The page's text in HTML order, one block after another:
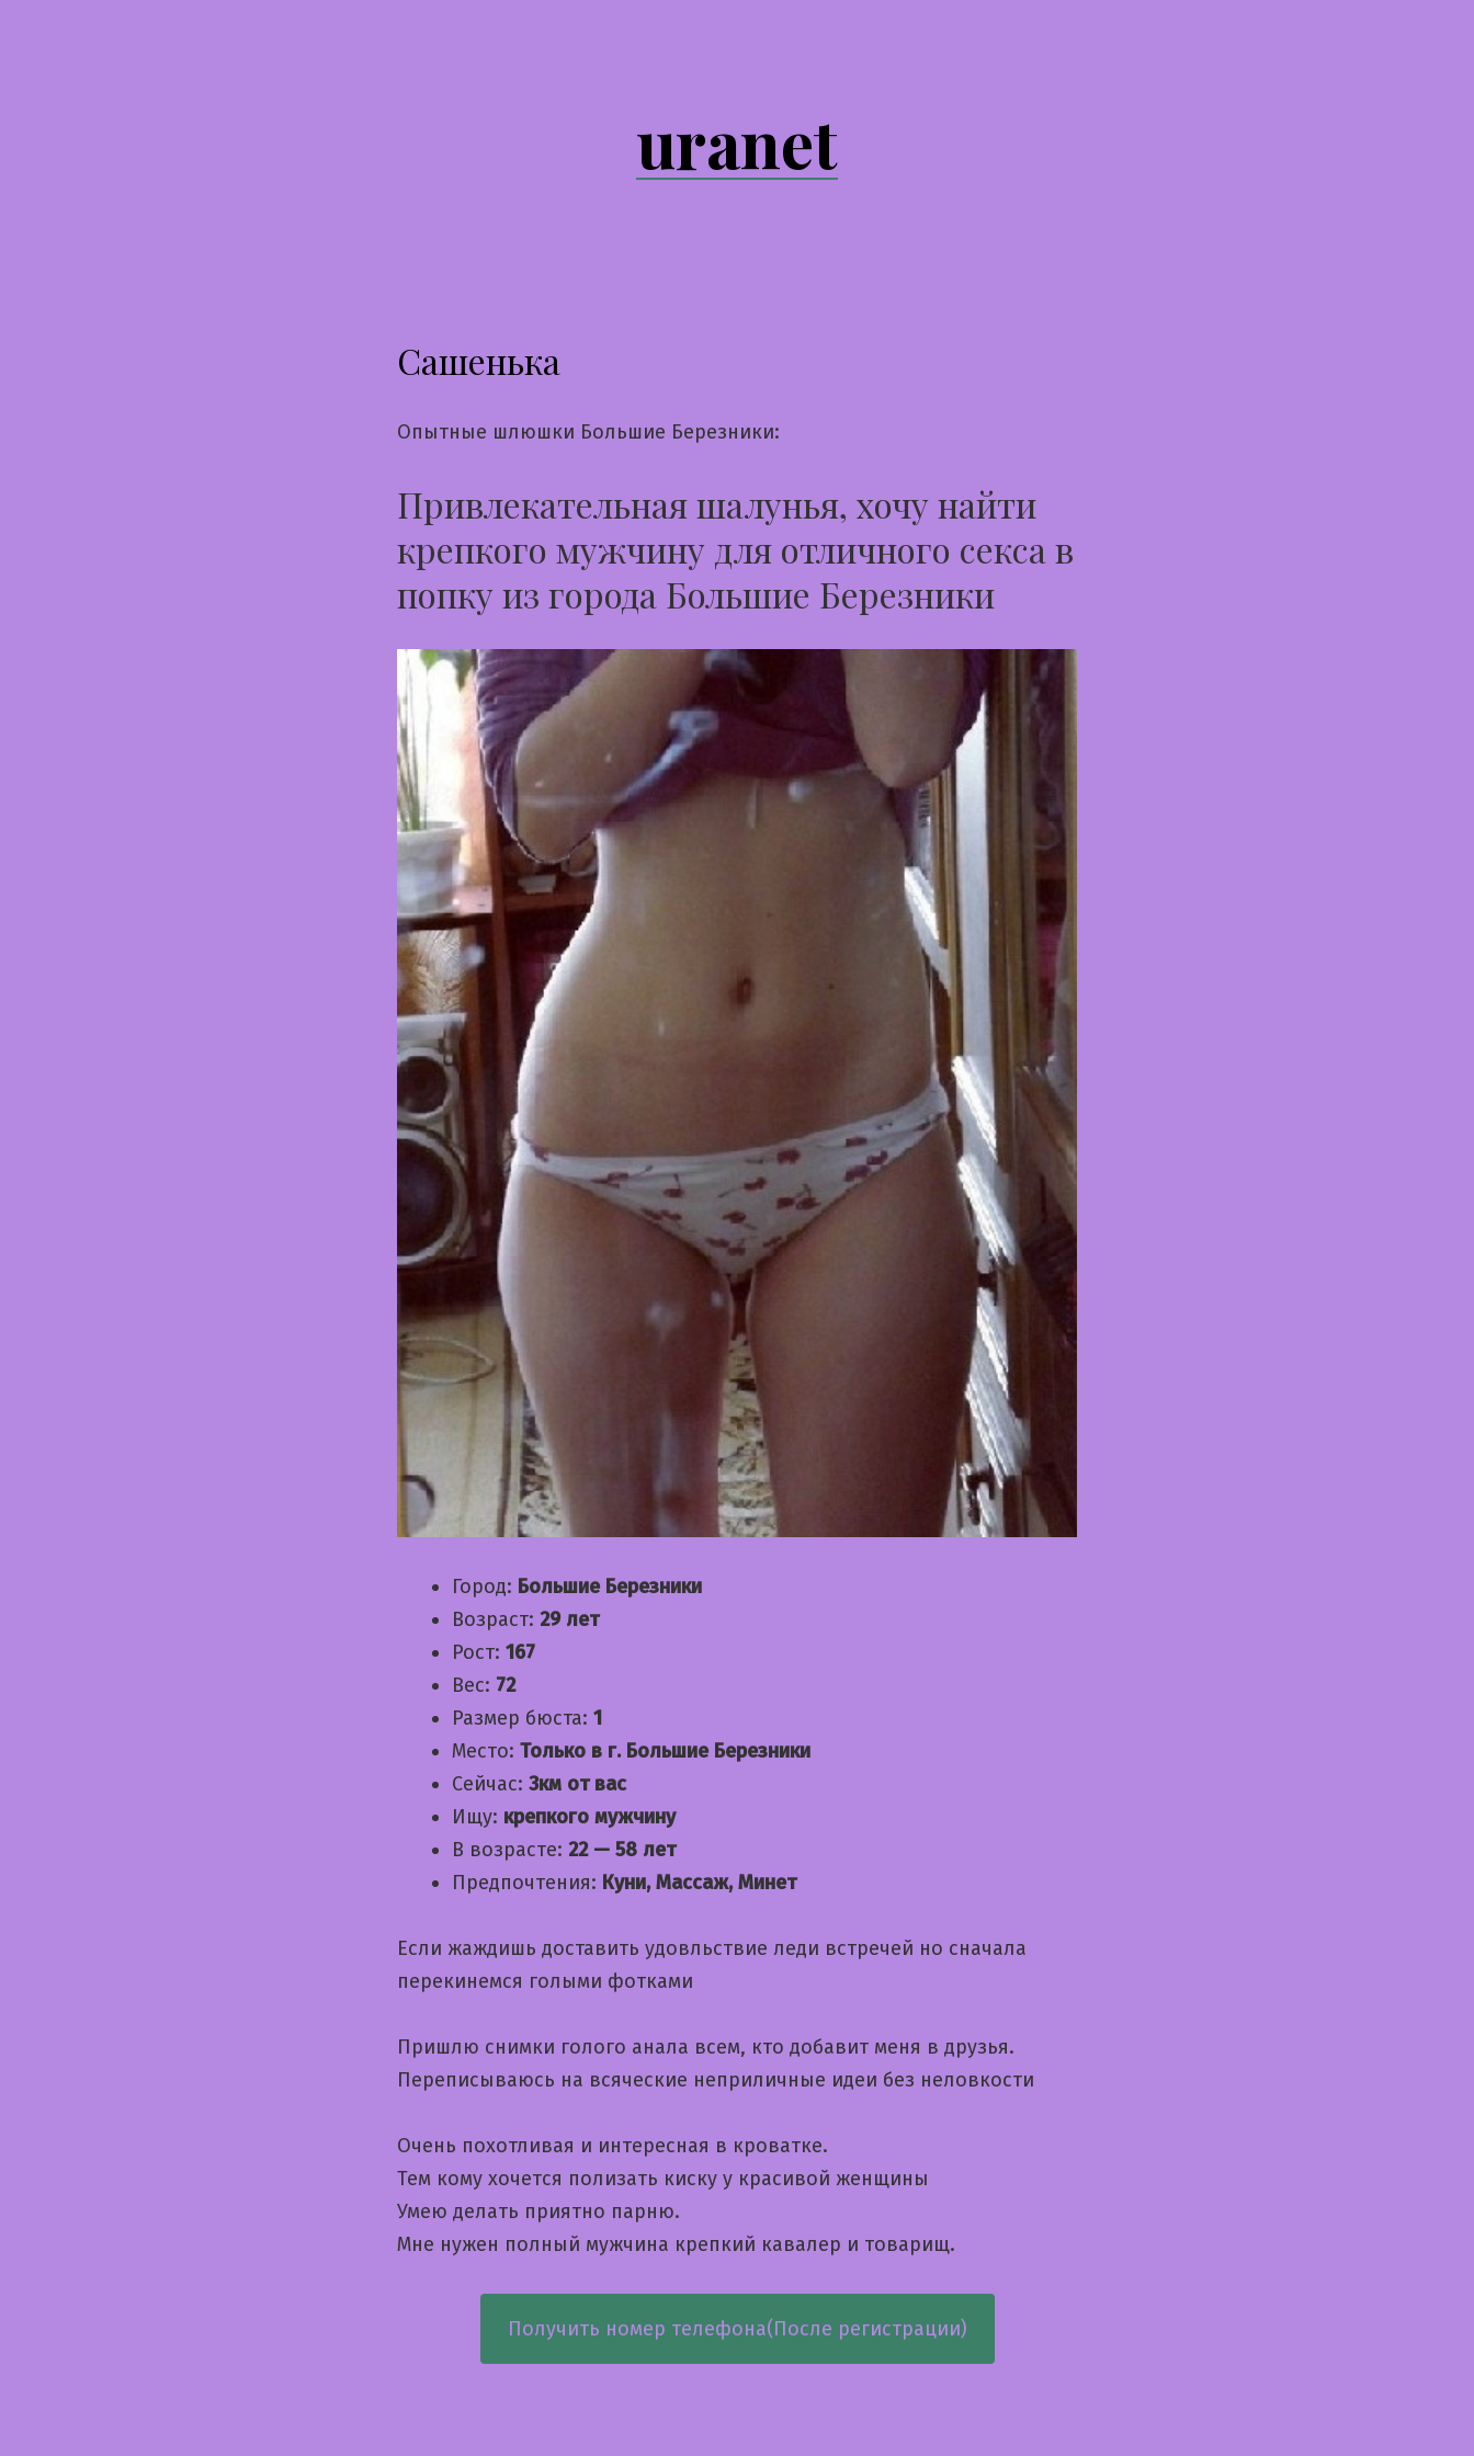
uranet
Сашенька
Опытные шлюшки Большие Березники:
Привлекательная шалунья, хочу найти
крепкого мужчину для отличного секса в
попку из города Большие Березники
Город: Большие Березники
Возраст: 29 лет
Рост: 167
Вес: 72
Размер бюста: 1
Место: Только в г. Большие Березники
Сейчас: 3км от вас
Ищу: крепкого мужчину
В возрасте: 22 — 58 лет
Предпочтения: Куни, Массаж, Минет
Если жаждишь доставить удовльствие леди встречей но сначала
перекинемся голыми фотками
Пришлю снимки голого анала всем, кто добавит меня в друзья.
Переписываюсь на всяческие неприличные идеи без неловкости
Очень похотливая и интересная в кроватке.
Тем кому хочется полизать киску у красивой женщины
Умею делать приятно парню.
Мне нужен полный мужчина крепкий кавалер и товарищ.
Получить номер телефона(После регистрации)